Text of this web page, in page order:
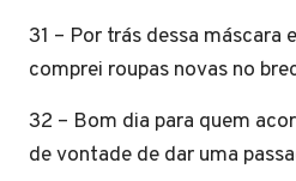
31 – Por trás dessa máscara
comprei roupas novas no
32 – Bom dia para quem
de vontade de dar uma